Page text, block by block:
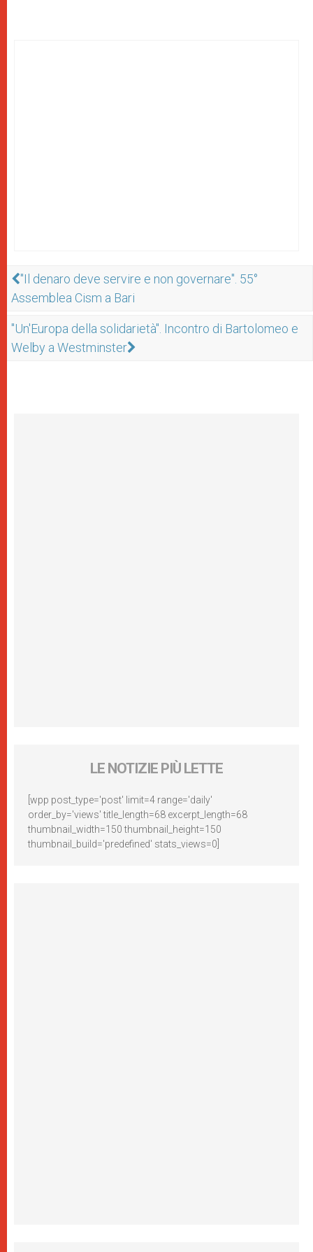
"Il denaro deve servire e non governare". 55°
Assemblea Cism a Bari
"Un'Europa della solidarietà". Incontro di Bartolomeo e
Welby a Westminster
LE NOTIZIE PIÙ LETTE
[wpp post_type='post' limit=4 range='daily'
order_by='views' title_length=68 excerpt_length=68
thumbnail_width=150 thumbnail_height=150
thumbnail_build='predefined' stats_views=0]